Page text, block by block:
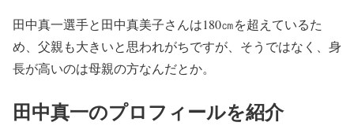
田中真一選手と田中真美子さんは180㎝を超えているた
め、父親も大きいと思われがちですが、そうではなく、身
長が高いのは母親の方なんだとか。
田中真一のプロフィールを紹介